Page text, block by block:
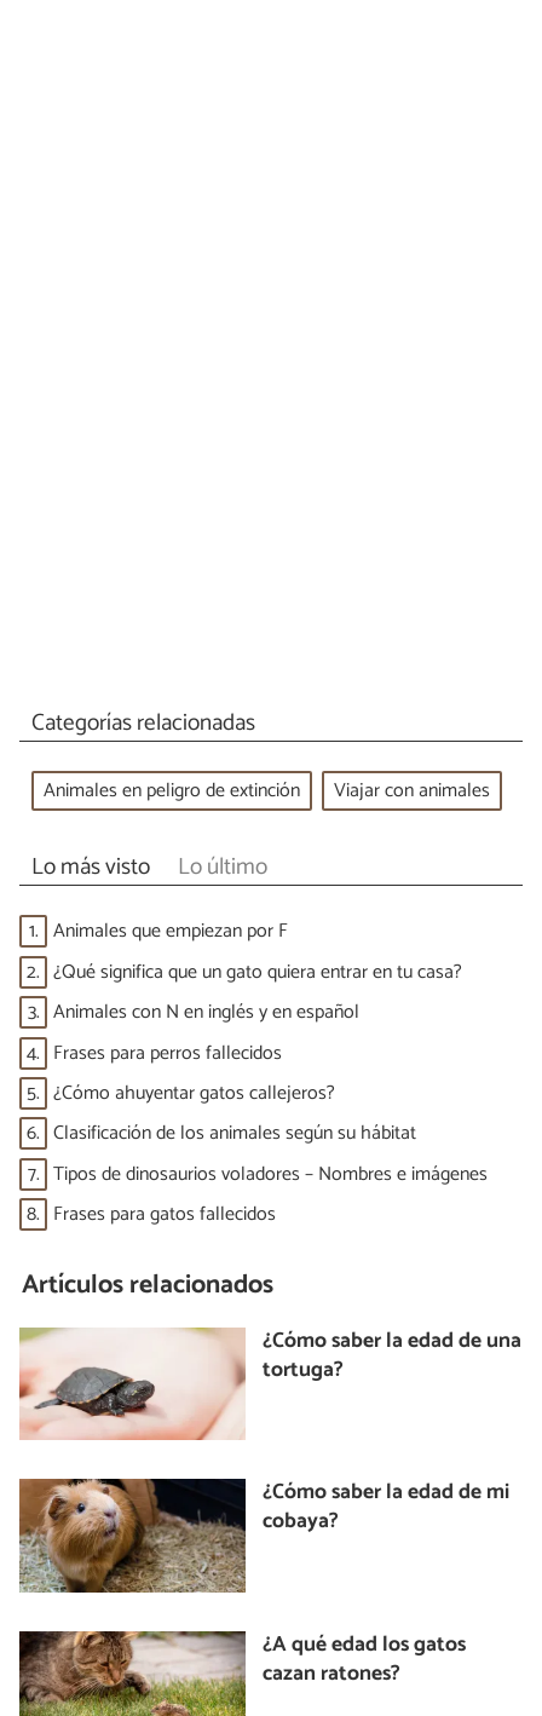
Categorías relacionadas
Animales en peligro de extinción Viajar con animales
Lo más visto Lo último
1. Animales que empiezan por F
2. ¿Qué significa que un gato quiera entrar en tu casa?
3. Animales con N en inglés y en español
4. Frases para perros fallecidos
5. ¿Cómo ahuyentar gatos callejeros?
6. Clasificación de los animales según su hábitat
7. Tipos de dinosaurios voladores – Nombres e imágenes
8. Frases para gatos fallecidos
Artículos relacionados
¿Cómo saber la edad de una
tortuga?
¿Cómo saber la edad de mi
cobaya?
¿A qué edad los gatos
cazan ratones?